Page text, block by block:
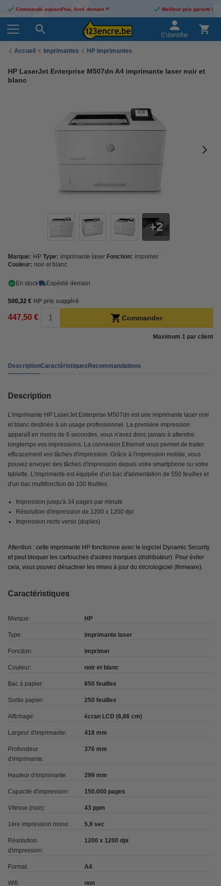
Commandé aujourd'hui, livré demain !* Meilleur prix garanti !
S'identifier
Accueil Imprimantes HP imprimantes
HP LaserJet Enterprise M507dn A4 imprimante laser noir et
blanc
2
Marque: HP Type: imprimante laser Fonction: imprimer
Couleur: noir et blanc
En stock Expédié demain
500,32 € HP prix suggéré
447,50 € Commander
Maximum 1 par client
DescriptionCaractéristiquesRecommandations
Description
L'imprimante HP LaserJet Enterprise M507dn est une imprimante laser noir
et blanc destinée à un usage professionnel. La première impression
apparaît en moins de 6 secondes, vous n'avez donc jamais à attendre
longtemps vos impressions. La connexion Ethernet vous permet de traiter
efficacement vos tâches d'impression. Grâce à l'impression mobile, vous
pouvez envoyer des tâches d'impression depuis votre smartphone ou votre
tablette. L'imprimante est équipée d'un bac d'alimentation de 550 feuilles et
d'un bac multifonction de 100 feuilles.
Impression jusqu'à 34 pages par minute
Résolution d'impression de 1200 x 1200 dpi
Impression recto verso (duplex)
Attention : cette imprimante HP fonctionne avec le logiciel Dynamic Security
et peut bloquer les cartouches d'autres marques (distributeur). Pour éviter
cela, vous pouvez désactiver les mises à jour du micrologiciel (firmware).
Caractéristiques
Marque: HP
Type: imprimante laser
Fonction: imprimer
Couleur: noir et blanc
Bac à papier: 650 feuilles
Sortie papier: 250 feuilles
Affichage: écran LCD (6,86 cm)
Largeur d'imprimante: 418 mm
Profondeur
d'imprimante:
376 mm
Hauteur d'imprimante: 299 mm
Capacité d'impression: 150.000 pages
Vitesse (noir): 43 ppm
1ère impression mono: 5,9 sec
Résolution
d'impression:
1200 x 1200 dpi
Format: A4
Wifi: non